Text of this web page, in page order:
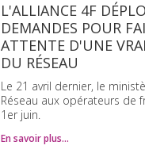
L'ALLIANCE 4F
DEMANDES POUR
ATTENTE D'UNE
DU RÉSEAU
Le 21 avril dernier, le
Réseau aux opérateurs de
1er juin.
En savoir plus…